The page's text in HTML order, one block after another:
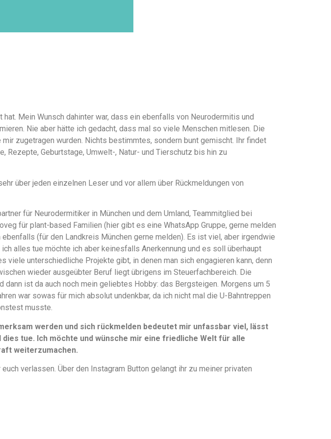
Mein Wunsch dahinter war, dass ein ebenfalls von Neurodermitis und
Nie aber hätte ich gedacht, dass mal so viele Menschen mitlesen. Die
zugetragen wurden. Nichts bestimmtes, sondern bunt gemischt. Ihr findet
Rezepte, Geburtstage, Umwelt-, Natur- und Tierschutz bis hin zu
über jeden einzelnen Leser und vor allem über Rückmeldungen von
für Neurodermitiker in München und dem Umland, Teammitglied bei
für plant-based Familien (hier gibt es eine WhatsApp Gruppe, gerne melden
(für den Landkreis München gerne melden). Es ist viel, aber irgendwie
alles tue möchte ich aber keinesfalls Anerkennung und es soll überhaupt
unterschiedliche Projekte gibt, in denen man sich engagieren kann, denn
wieder ausgeübter Beruf liegt übrigens im Steuerfachbereich. Die
ist da auch noch mein geliebtes Hobby: das Bergsteigen. Morgens um 5
war sowas für mich absolut undenkbar, da ich nicht mal die U-Bahntreppen
musste.
werden und sich rückmelden bedeutet mir unfassbar viel, lässt
tue. Ich möchte und wünsche mir eine friedliche Welt für alle
weiterzumachen.
verlassen. Über den Instagram Button gelangt ihr zu meiner privaten